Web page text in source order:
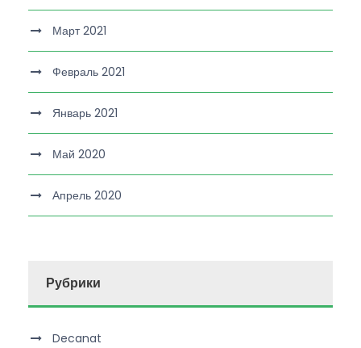
Март 2021
Февраль 2021
Январь 2021
Май 2020
Апрель 2020
Рубрики
Decanat